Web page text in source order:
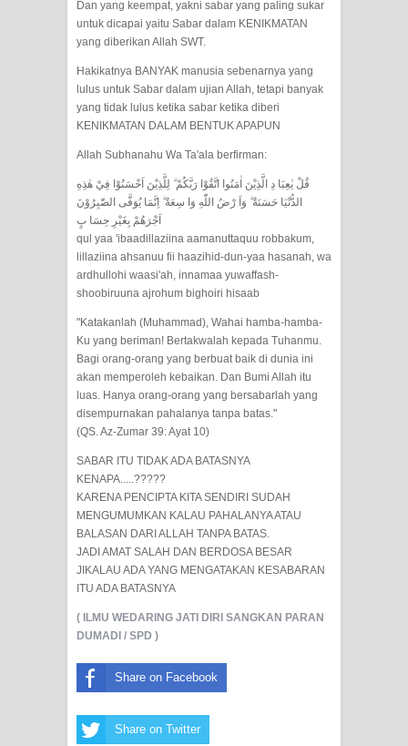
KAWULA GUSTI
WAHDATUL WUJUD ITU APA..??
Dan yang keempat, yakni sabar yang paling sukar
untuk dicapai yaitu Sabar dalam KENIKMATAN
yang diberikan Allah SWT.
Hakikatnya BANYAK manusia sebenarnya yang
lulus untuk Sabar dalam ujian Allah, tetapi banyak
yang tidak lulus ketika sabar ketika diberi
KENIKMATAN DALAM BENTUK APAPUN
Allah Subhanahu Wa Ta'ala berfirman:
قُلْ يٰعِبَا دِ الَّذِيْنَ اٰمَنُوا اتَّقُوْا رَبَّكُمْ ۗ لِلَّذِيْنَ اَحْسَنُوْا فِيْ هٰذِهِ
الدُّنْيَا حَسَنَةٌ ۗ وَاَ رْضُ اللّٰهِ وَا سِعَةٌ ۗ اِنَّمَا يُوَفَّى الصّٰبِرُوْنَ
اَجْرَهُمْ بِغَيْرِ حِسَا بٍ
qul yaa 'ibaadillaziina aamanuttaquu robbakum,
lillaziina ahsanuu fii haazihid-dun-yaa hasanah, wa
ardhullohi waasi'ah, innamaa yuwaffash-
shoobiruuna ajrohum bighoiri hisaab
"Katakanlah (Muhammad), Wahai hamba-hamba-
Ku yang beriman! Bertakwalah kepada Tuhanmu.
Bagi orang-orang yang berbuat baik di dunia ini
akan memperoleh kebaikan. Dan Bumi Allah itu
luas. Hanya orang-orang yang bersabarlah yang
disempurnakan pahalanya tanpa batas."
(QS. Az-Zumar 39: Ayat 10)
SABAR ITU TIDAK ADA BATASNYA
KENAPA.....?????
KARENA PENCIPTA KITA SENDIRI SUDAH
MENGUMUMKAN KALAU PAHALANYA ATAU
BALASAN DARI ALLAH TANPA BATAS.
JADI AMAT SALAH DAN BERDOSA BESAR
JIKALAU ADA YANG MENGATAKAN KESABARAN
ITU ADA BATASNYA
( ILMU WEDARING JATI DIRI SANGKAN PARAN
DUMADI / SPD )
Share on Facebook
Share on Twitter